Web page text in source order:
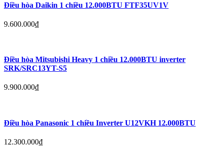
Điều hòa Daikin 1 chiều 12.000BTU FTF35UV1V
9.600.000₫
Điều hòa Mitsubishi Heavy 1 chiều 12.000BTU inverter
SRK/SRC13YT-S5
9.900.000₫
Điều hòa Panasonic 1 chiều Inverter U12VKH 12.000BTU
12.300.000₫